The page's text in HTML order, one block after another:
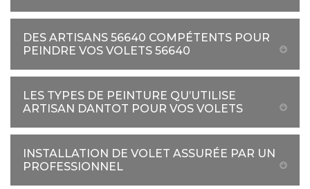
DES ARTISANS 56640 COMPÉTENTS POUR
PEINDRE VOS VOLETS 56640
LES TYPES DE PEINTURE QU’UTILISE
ARTISAN DANTOT POUR VOS VOLETS
INSTALLATION DE VOLET ASSURÉE PAR UN
PROFESSIONNEL